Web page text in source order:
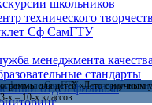
школьников
технического
Сф СамГТУ
менеджмента качества
стандарты
отдел филиала
филиале СамГТУ — теперь и в
для детей «Лето с научным
– 10-х классов